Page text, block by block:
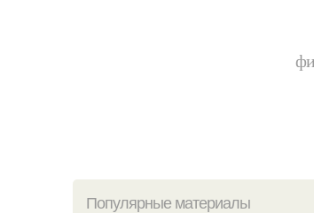
Популярные материалы